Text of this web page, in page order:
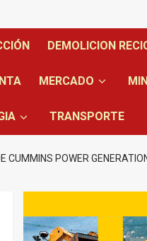
DEMOLICION
MERCADO
TRANSPORTE
CUMMINS POWER